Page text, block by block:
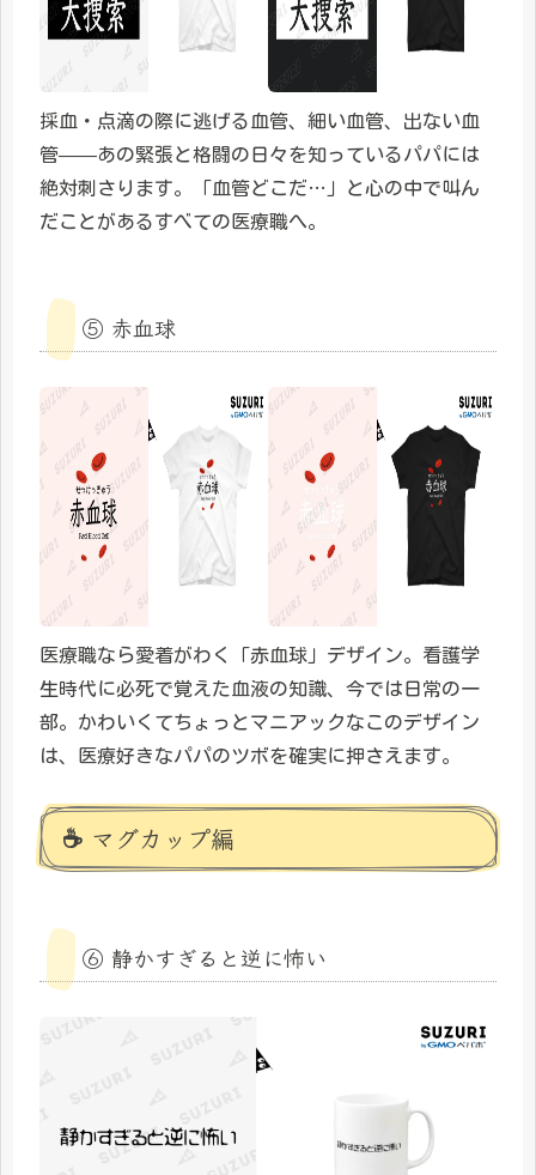
採血・点滴の際に逃げる血管、細い血管、出ない血
管——あの緊張と格闘の日々を知っているパパには
絶対刺さります。「血管どこだ…」と心の中で叫ん
だことがあるすべての医療職へ。
⑤ 赤血球
医療職なら愛着がわく「赤血球」デザイン。看護学
生時代に必死で覚えた血液の知識、今では日常の一
部。かわいくてちょっとマニアックなこのデザイン
は、医療好きなパパのツボを確実に押さえます。
☕ マグカップ編
⑥ 静かすぎると逆に怖い